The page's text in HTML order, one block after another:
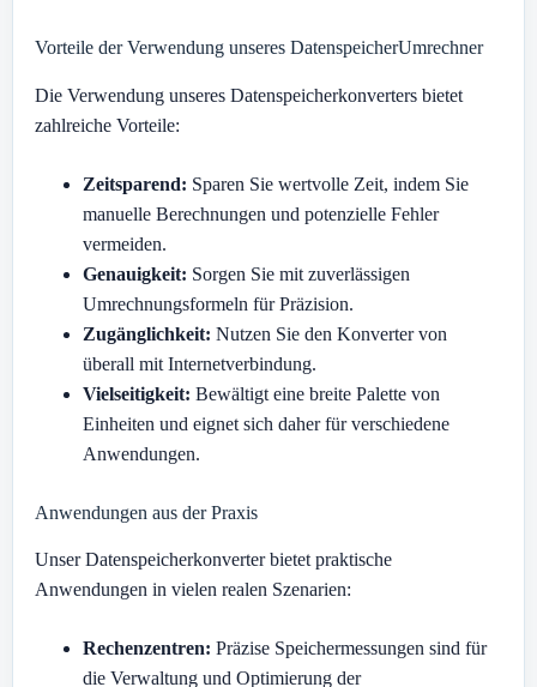
Vorteile der Verwendung unseres DatenspeicherUmrechner
Die Verwendung unseres Datenspeicherkonverters bietet
zahlreiche Vorteile:
Zeitsparend: Sparen Sie wertvolle Zeit, indem Sie
manuelle Berechnungen und potenzielle Fehler
vermeiden.
Genauigkeit: Sorgen Sie mit zuverlässigen
Umrechnungsformeln für Präzision.
Zugänglichkeit: Nutzen Sie den Konverter von
überall mit Internetverbindung.
Vielseitigkeit: Bewältigt eine breite Palette von
Einheiten und eignet sich daher für verschiedene
Anwendungen.
Anwendungen aus der Praxis
Unser Datenspeicherkonverter bietet praktische
Anwendungen in vielen realen Szenarien:
Rechenzentren: Präzise Speichermessungen sind für
die Verwaltung und Optimierung der